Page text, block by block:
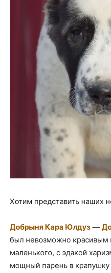
Хотим представить наших
Добрыня Кара Юлдуз —
был невозможно красивым
маленького, с эдакой
мощный парень в